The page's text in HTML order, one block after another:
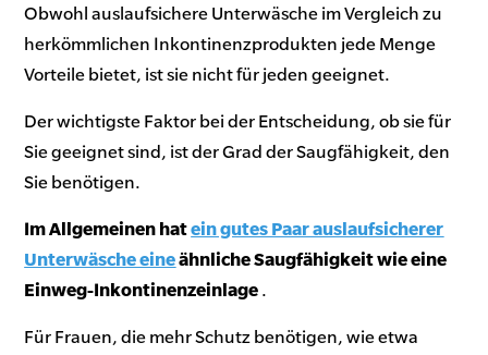
Obwohl auslaufsichere Unterwäsche im Vergleich zu
herkömmlichen Inkontinenzprodukten jede Menge
Vorteile bietet, ist sie nicht für jeden geeignet.
Der wichtigste Faktor bei der Entscheidung, ob sie für
Sie geeignet sind, ist der Grad der Saugfähigkeit, den
Sie benötigen.
Im Allgemeinen hatein gutes Paar auslaufsicherer
Unterwäsche eineähnliche Saugfähigkeit wie eine
Einweg-Inkontinenzeinlage .
Für Frauen, die mehr Schutz benötigen, wie etwa